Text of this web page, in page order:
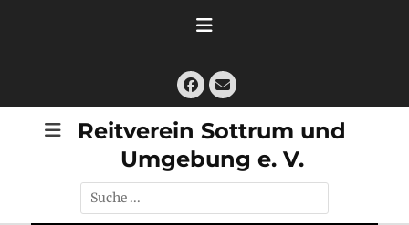
Facebook
E-
Mail
Reitverein Sottrum und
Umgebung e. V.
Suche
nach: